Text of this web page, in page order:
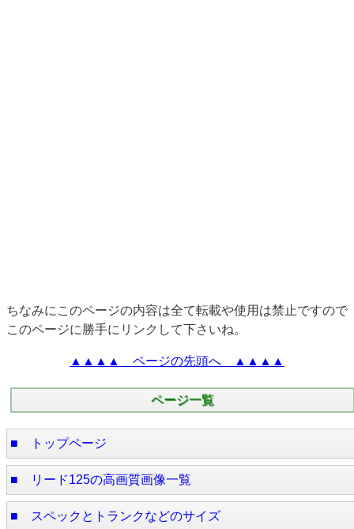
ちなみにこのページの内容は全て転載や使用は禁止ですので
このページに勝手にリンクして下さいね。
▲▲▲▲ ページの先頭へ ▲▲▲▲
ページ一覧
■ トップページ
■ リード125の高画質画像一覧
■ スペックとトランクなどのサイズ